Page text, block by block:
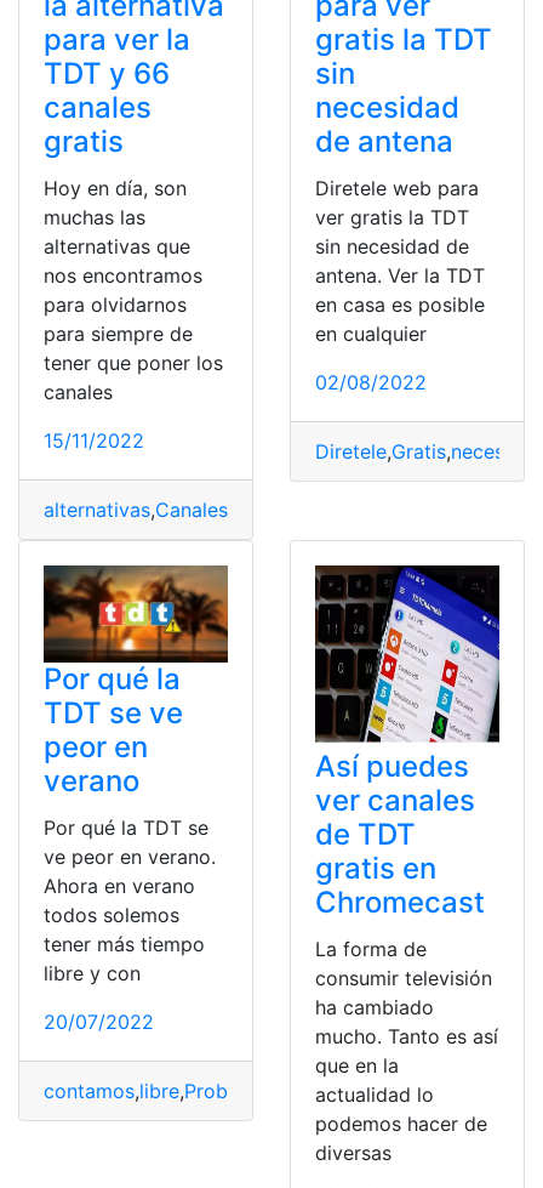
para ver la
TDT y 66
canales
gratis
Hoy en día, son
muchas las
alternativas que
nos encontramos
para olvidarnos
para siempre de
tener que poner los
canales
15/11/2022
alternativas,Canales
gratis la TDT
sin
necesidad
de antena
Diretele web para
ver gratis la TDT
sin necesidad de
antena. Ver la TDT
en casa es posible
en cualquier
02/08/2022
Diretele,Gratis,
Por qué la
TDT se ve
peor en
verano
Por qué la TDT se
ve peor en verano.
Ahora en verano
todos solemos
tener más tiempo
libre y con
20/07/2022
contamos,libre,Problemas TDT,Verano
Así puedes
ver canales
de TDT
gratis en
Chromecast
La forma de
consumir televisión
ha cambiado
mucho. Tanto es así
que en la
actualidad lo
podemos hacer de
diversas